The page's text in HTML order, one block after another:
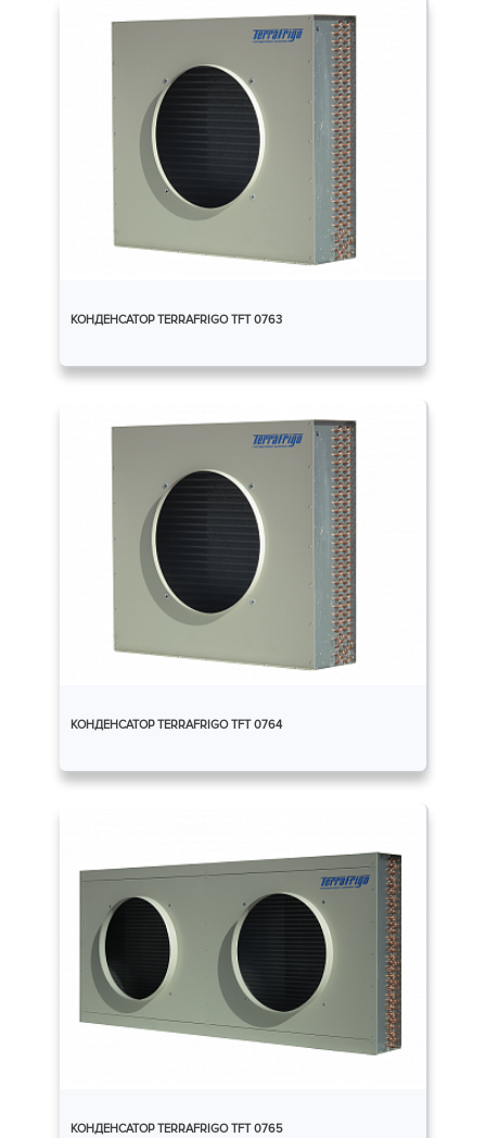
КОНДЕНСАТОР TERRAFRIGO TFT 0763
КОНДЕНСАТОР TERRAFRIGO TFT 0764
КОНДЕНСАТОР TERRAFRIGO TFT 0765